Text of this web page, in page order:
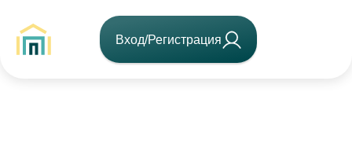
Вход/Регистрация